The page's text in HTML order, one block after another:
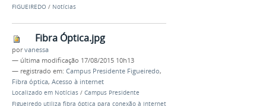
FIGUEIREDO / Notícias
Fibra Óptica.jpg
porvanessa
— última modificação 17/08/2015 10h13
— registrado em: Campus Presidente Figueiredo,
Fibra óptica, Acesso à internet
Localizado em Notícias / Campus Presidente
Figueiredo utiliza fibra óptica para conexão à internet